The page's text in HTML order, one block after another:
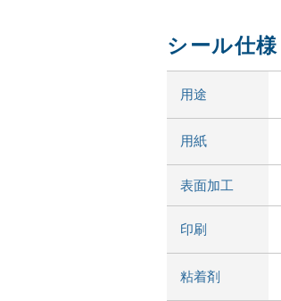
シール仕様
用途
用紙
表面加工
印刷
粘着剤